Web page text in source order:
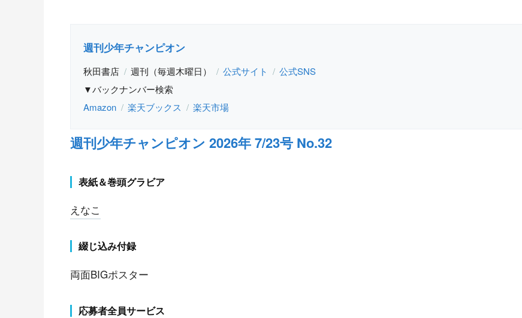
週刊少年チャンピオン
秋田書店 週刊（毎週木曜日） 公式サイト
公式SNS
▼バックナンバー検索
Amazon
楽天ブックス 楽天市場
週刊少年チャンピオン 2026年 7/23号 No.32
表紙＆巻頭グラビア
えなこ
綴じ込み付録
両面BIGポスター
応募者全員サービス